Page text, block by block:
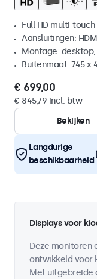
Full HD multi-
Aansluitingen:
Montage:
Buitenmaat: 745 x
€ 699,00
€ 845,79 incl. btw
Bekijken
Langdurige
beschikbaarheid
Displays voor
Deze monitoren
ontwikkeld voor
Met uitgebreide